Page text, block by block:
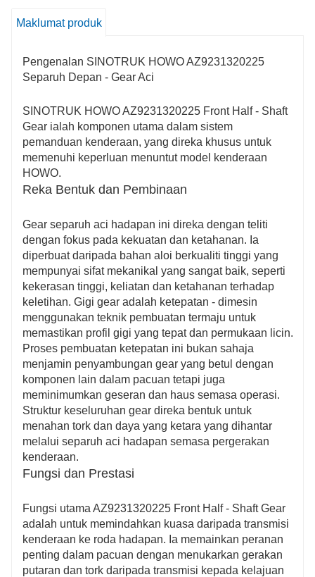
mengurangkan getaran dan bunyi semasa memandu
3. Reka bentuk tepat gear separuh aci hadapan ini
memberikan daya tampung tork yang tinggi, yang
keupayaan pengendalian kenderaan, terutamanya
dalam keadaan pemanduan yang sukar.
Maklumat produk
Pengenalan SINOTRUK HOWO AZ9231320225
Separuh Depan - Gear Aci
SINOTRUK HOWO AZ9231320225 Front Half - Shaft
Gear ialah komponen utama dalam sistem
pemanduan kenderaan, yang direka khusus untuk
memenuhi keperluan menuntut model kenderaan
HOWO.
Reka Bentuk dan Pembinaan
Gear separuh aci hadapan ini direka dengan teliti
dengan fokus pada kekuatan dan ketahanan. Ia
diperbuat daripada bahan aloi berkualiti tinggi yang
mempunyai sifat mekanikal yang sangat baik, seperti
kekerasan tinggi, keliatan dan ketahanan terhadap
keletihan. Gigi gear adalah ketepatan - dimesin
menggunakan teknik pembuatan termaju untuk
memastikan profil gigi yang tepat dan permukaan licin.
Proses pembuatan ketepatan ini bukan sahaja
menjamin penyambungan gear yang betul dengan
komponen lain dalam pacuan tetapi juga
meminimumkan geseran dan haus semasa operasi.
Struktur keseluruhan gear direka bentuk untuk
menahan tork dan daya yang ketara yang dihantar
melalui separuh aci hadapan semasa pergerakan
kenderaan.
Fungsi dan Prestasi
Fungsi utama AZ9231320225 Front Half - Shaft Gear
adalah untuk memindahkan kuasa daripada transmisi
kenderaan ke roda hadapan. Ia memainkan peranan
penting dalam pacuan dengan menukarkan gerakan
putaran dan tork daripada transmisi kepada kelajuan